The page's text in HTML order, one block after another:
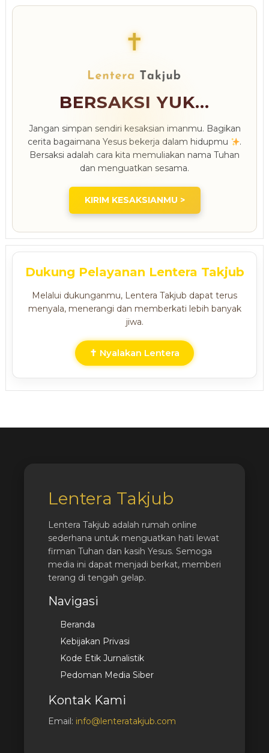
✝
BERSAKSI YUK...
Jangan simpan sendiri kesaksian imanmu. Bagikan
cerita bagaimana Yesus bekerja dalam hidupmu
.
Bersaksi adalah cara kita memuliakan nama Tuhan
dan menguatkan sesama.
KIRIM KESAKSIANMU >
Dukung Pelayanan Lentera Takjub
Melalui dukunganmu, Lentera Takjub dapat terus
menyala, menerangi dan memberkati lebih banyak
jiwa.
✝ Nyalakan Lentera
Lentera Takjub
Lentera Takjub adalah rumah online
sederhana untuk menguatkan hati lewat
firman Tuhan dan kasih Yesus. Semoga
media ini dapat menjadi berkat, memberi
terang di tengah gelap.
Navigasi
Beranda
Kebijakan Privasi
Kode Etik Jurnalistik
Pedoman Media Siber
Kontak Kami
Email: info@lenteratakjub.com